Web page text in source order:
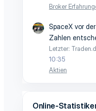
Broker
SpaceX vor
Zahlen
Letzter:
10:35
Aktien
Online-